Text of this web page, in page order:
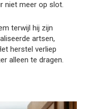
niet meer op slot.
terwijl hij zijn
artsen,
herstel verliep
alleen te dragen.